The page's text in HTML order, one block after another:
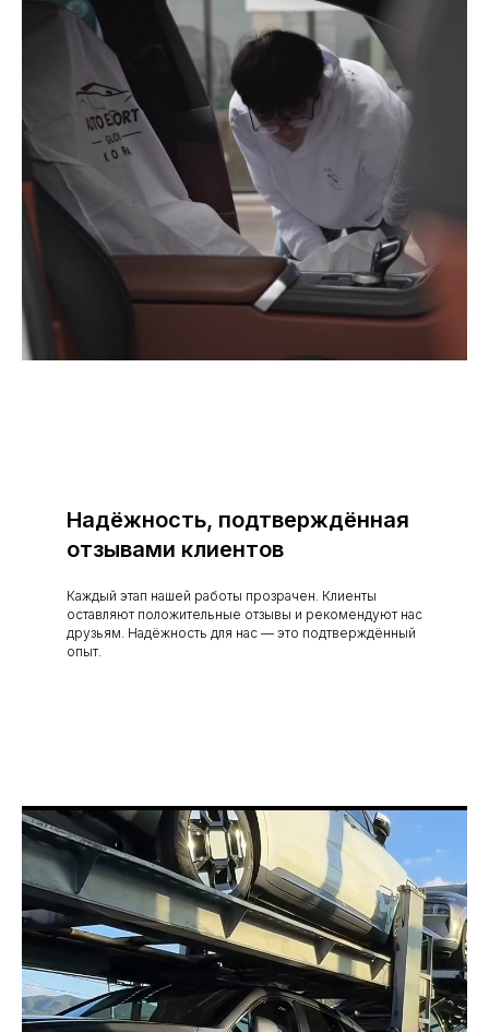
Надёжность, подтверждённая
отзывами клиентов
Каждый этап нашей работы прозрачен. Клиенты
оставляют положительные отзывы и рекомендуют нас
друзьям. Надёжность для нас — это подтверждённый
опыт.
ЛИДЕРЫ ПРОДАЖ
ОТКРЫТЬ ВЕСЬ КАТАЛОГ